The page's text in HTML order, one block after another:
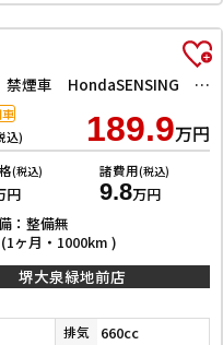
ブラックスタイル 届出済未使用車 禁煙車 HondaSENSING 両側自動ドア アダプティブクルーズコントロール 電子パーキング 前席シートヒーター LEDヘッドライト スマートキー プッシュスタート 純正アルミ
込) 189.9万円
(税込)
円
諸費用(税込)
9.8万円
：整備無
ヶ月・1000km )
堺大泉緑地前店
排気 660cc